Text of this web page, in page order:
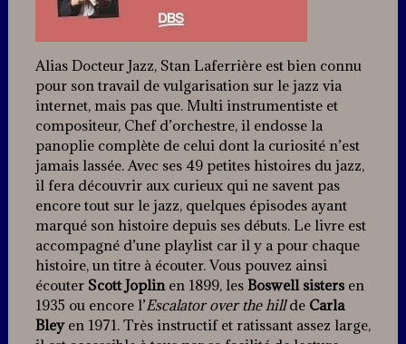
Alias Docteur Jazz, Stan Laferrière est bien connu
pour son travail de vulgarisation sur le jazz via
internet, mais pas que. Multi instrumentiste et
compositeur, Chef d’orchestre, il endosse la
panoplie complète de celui dont la curiosité n’est
jamais lassée. Avec ses 49 petites histoires du jazz,
il fera découvrir aux curieux qui ne savent pas
encore tout sur le jazz, quelques épisodes ayant
marqué son histoire depuis ses débuts. Le livre est
accompagné d’une playlist car il y a pour chaque
histoire, un titre à écouter. Vous pouvez ainsi
écouter Scott Joplinen 1899, les Boswell sistersen
1935 ou encore l’Escalator over the hillde Carla
Bleyen 1971. Très instructif et ratissant assez large,